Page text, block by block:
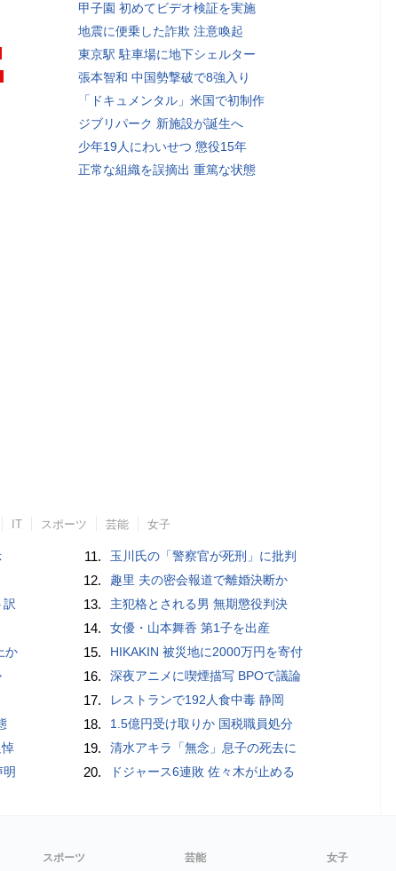
甲子園 初めてビデオ検証を実施
地震に便乗した詐欺 注意喚起
東京駅 駐車場に地下シェルター
張本智和 中国勢撃破で8強入り
「ドキュメンタル」米国で初制作
ジブリパーク 新施設が誕生へ
少年19人にわいせつ 懲役15年
正常な組織を誤摘出 重篤な状態
IT スポーツ 芸能 女子
訳
か
11. 玉川氏の「警察官が死刑」に批判
12. 趣里 夫の密会報道で離婚決断か
13. 主犯格とされる男 無期懲役判決
14. 女優・山本舞香 第1子を出産
15. HIKAKIN 被災地に2000万円を寄付
16. 深夜アニメに喫煙描写 BPOで議論
17. レストランで192人食中毒 静岡
18. 1.5億円受け取りか 国税職員処分
19. 清水アキラ「無念」息子の死去に
20. ドジャース6連敗 佐々木が止める
スポーツ 芸能 女子